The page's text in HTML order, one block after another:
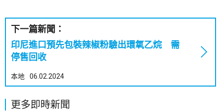
下一篇新聞：
印尼進口預先包裝辣椒粉驗出環氧乙烷 需
停售回收
本地 06.02.2024
更多即時新聞